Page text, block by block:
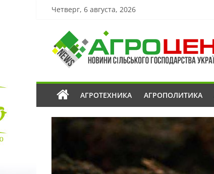
Четверг, 6 августа, 2026
АГРОТЕХНИКА АГРОПОЛИТИКА